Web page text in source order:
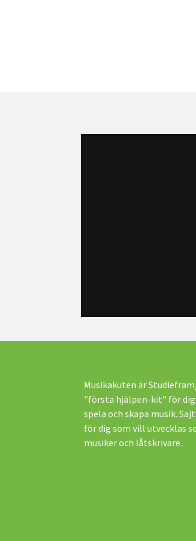
Musikakuten är
"första hjälpen-kit" för
spela och skapa musik.
för dig som vill utvecklas
musiker och låtskrivare.